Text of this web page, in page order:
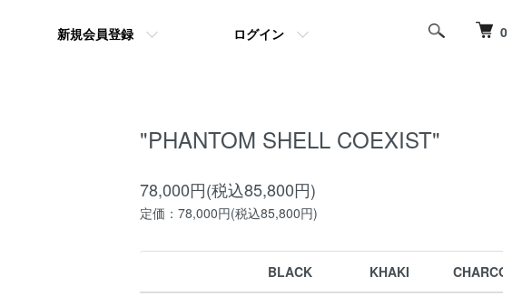
0
新規会員登録 ログイン
"PHANTOM SHELL COEXIST"
78,000円(税込85,800円)
定価：78,000円(税込85,800円)
BLACK KHAKI CHARCOAL